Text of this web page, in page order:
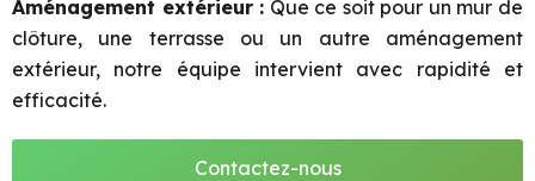
Aménagement extérieur : Que ce soit pour un mur de
clôture, une terrasse ou un autre aménagement
extérieur, notre équipe intervient avec rapidité et
efficacité.
Contactez-nous